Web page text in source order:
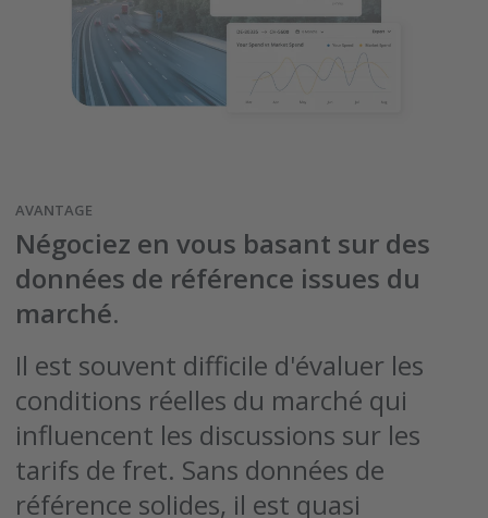
AVANTAGE
Négociez en vous basant sur des
données de référence issues du
marché.
Il est souvent difficile d'évaluer les
conditions réelles du marché qui
influencent les discussions sur les
tarifs de fret. Sans données de
référence solides, il est quasi